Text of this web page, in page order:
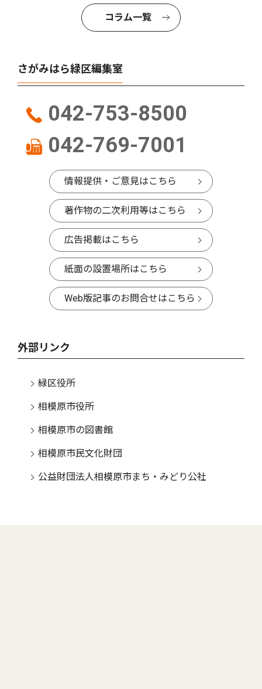
コラム一覧
さがみはら緑区編集室
042-753-8500
042-769-7001
情報提供・ご意見はこちら
著作物の二次利用等はこちら
広告掲載はこちら
紙面の設置場所はこちら
Web版記事のお問合せはこちら
外部リンク
緑区役所
相模原市役所
相模原市の図書館
相模原市民文化財団
公益財団法人相模原市まち・みどり公社